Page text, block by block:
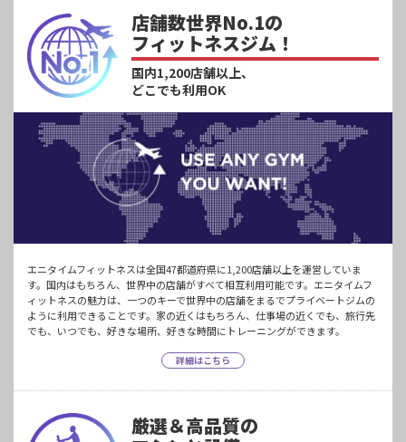
店舗数世界No.1の
フィットネスジム！
国内1,200店舗以上、
どこでも利用OK
エニタイムフィットネスは全国47都道府県に1,200店舗以上を運営していま
す。国内はもちろん、世界中の店舗がすべて相互利用可能です。エニタイムフ
ィットネスの魅力は、一つのキーで世界中の店舗をまるでプライベートジムの
ように利用できることです。家の近くはもちろん、仕事場の近くでも、旅行先
でも、いつでも、好きな場所、好きな時間にトレーニングができます。
詳細はこちら
厳選＆高品質の